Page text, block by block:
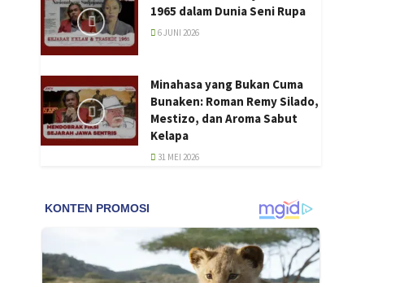
1965 dalam Dunia Seni Rupa
6 JUNI 2026
Minahasa yang Bukan Cuma
Bunaken: Roman Remy Silado,
Mestizo, dan Aroma Sabut
Kelapa
31 MEI 2026